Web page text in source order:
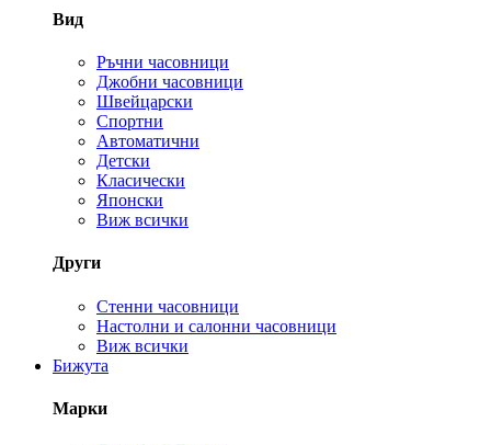
Вид
Ръчни часовници
Джобни часовници
Швейцарски
Спортни
Автоматични
Детски
Класически
Японски
Виж всички
Други
Стенни часовници
Настолни и салонни часовници
Виж всички
Бижута
Марки